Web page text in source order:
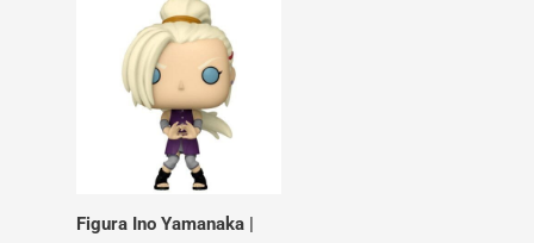
Figura Ino Yamanaka |